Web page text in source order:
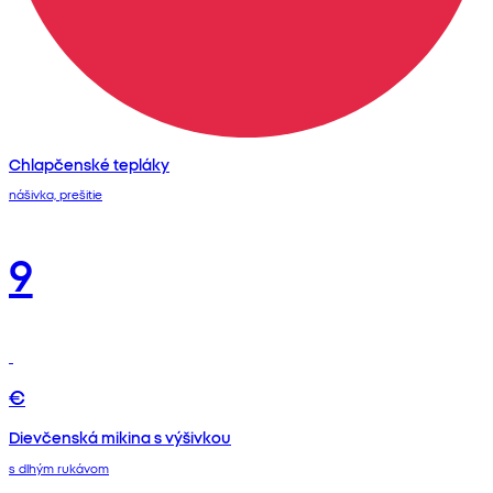
Chlapčenské tepláky
nášivka, prešitie
9
€
Dievčenská mikina s výšivkou
s dlhým rukávom